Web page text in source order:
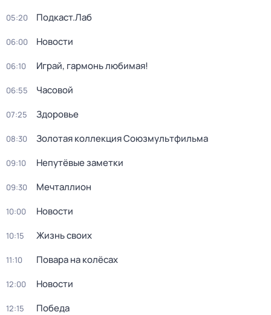
05:20 Подкаст.Лаб
06:00 Новости
06:10 Играй, гармонь любимая!
06:55 Часовой
07:25 Здоровье
08:30 Золотая коллекция Союзмультфильма
09:10 Непутёвые заметки
09:30 Мечталлион
10:00 Новости
10:15 Жизнь своих
11:10 Повара на колёсах
12:00 Новости
12:15 Победа